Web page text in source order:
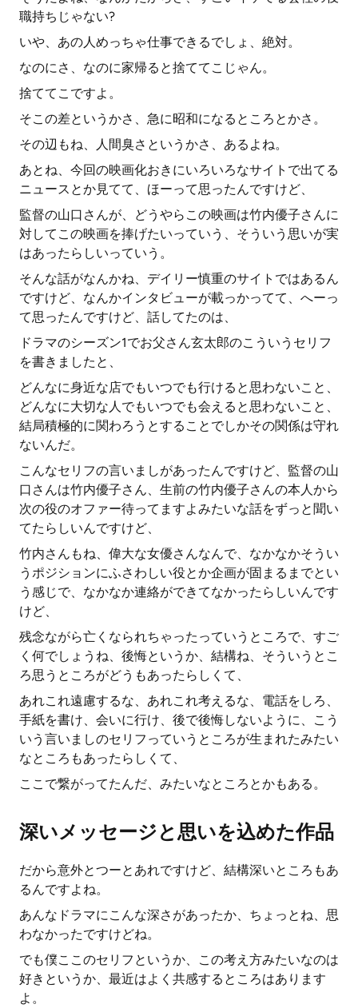
職持ちじゃない?
いや、あの人めっちゃ仕事できるでしょ、絶対。
なのにさ、なのに家帰ると捨ててこじゃん。
捨ててこですよ。
そこの差というかさ、急に昭和になるところとかさ。
その辺もね、人間臭さというかさ、あるよね。
あとね、今回の映画化おきにいろいろなサイトで出てる
ニュースとか見てて、ほーって思ったんですけど、
監督の山口さんが、どうやらこの映画は竹内優子さんに
対してこの映画を捧げたいっていう、そういう思いが実
はあったらしいっていう。
そんな話がなんかね、デイリー慎重のサイトではあるん
ですけど、なんかインタビューが載っかってて、へーっ
て思ったんですけど、話してたのは、
ドラマのシーズン1でお父さん玄太郎のこういうセリフ
を書きましたと、
どんなに身近な店でもいつでも行けると思わないこと、
どんなに大切な人でもいつでも会えると思わないこと、
結局積極的に関わろうとすることでしかその関係は守れ
ないんだ。
こんなセリフの言いましがあったんですけど、監督の山
口さんは竹内優子さん、生前の竹内優子さんの本人から
次の役のオファー待ってますよみたいな話をずっと聞い
てたらしいんですけど、
竹内さんもね、偉大な女優さんなんで、なかなかそうい
うポジションにふさわしい役とか企画が固まるまでとい
う感じで、なかなか連絡ができてなかったらしいんです
けど、
残念ながら亡くなられちゃったっていうところで、すご
く何でしょうね、後悔というか、結構ね、そういうとこ
ろ思うところがどうもあったらしくて、
あれこれ遠慮するな、あれこれ考えるな、電話をしろ、
手紙を書け、会いに行け、後で後悔しないように、こう
いう言いましのセリフっていうところが生まれたみたい
なところもあったらしくて、
ここで繋がってたんだ、みたいなところとかもある。
深いメッセージと思いを込めた作品
だから意外とつーとあれですけど、結構深いところもあ
るんですよね。
あんなドラマにこんな深さがあったか、ちょっとね、思
わなかったですけどね。
でも僕ここのセリフというか、この考え方みたいなのは
好きというか、最近はよく共感するところはあります
よ。